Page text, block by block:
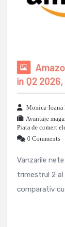
in Q2
Monica-Ioana
Avantaje
Piata de comert
0 Comments
Vanzarile
trimestrul 2 al
comparativ cu